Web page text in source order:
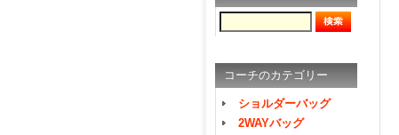
コーチのカテゴリー
ショルダーバッグ
2WAYバッグ